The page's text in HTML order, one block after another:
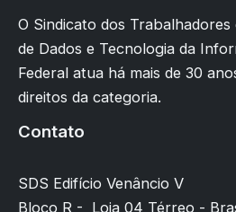
O Sindicato dos
de Dados e Tecnologia da
Federal atua há mais de 30
direitos da categoria.
Contato
SDS Edifício Venâncio V
Bloco R - Loja 04 Térreo -